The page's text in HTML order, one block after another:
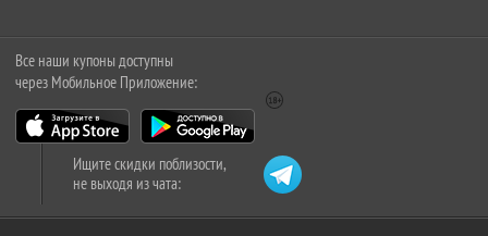
Все наши купоны доступны
через Мобильное Приложение:
Ищите скидки поблизости,
не выходя из чата: